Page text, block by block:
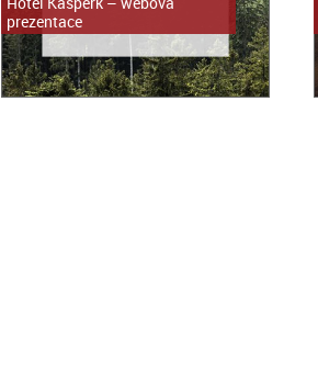
prezentace